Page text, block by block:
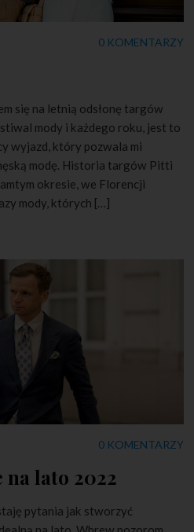
0 KOMENTARZY
się na letnią odsłonę targów
mody i każdego roku, jest to
wyjazd, który pozwala mi
modę. Historia targów Pitti
okresie, we Florencji
mody, których […]
0 KOMENTARZY
na lato 2022
pytania jak stworzyć